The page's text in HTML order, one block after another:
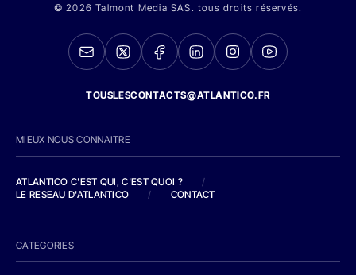
© 2026 Talmont Media SAS. tous droits réservés.
TOUSLESCONTACTS@ATLANTICO.FR
MIEUX NOUS CONNAITRE
ATLANTICO C'EST QUI, C'EST QUOI ?
/
LE RESEAU D'ATLANTICO
/ CONTACT
CATEGORIES